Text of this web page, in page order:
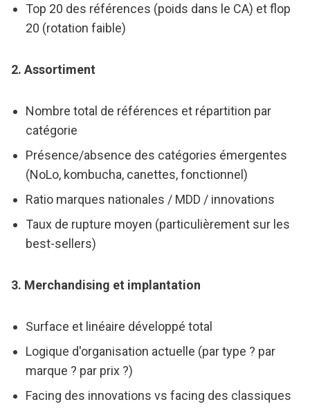
Top 20 des références (poids dans le CA) et flop
20 (rotation faible)
2. Assortiment
Nombre total de références et répartition par
catégorie
Présence/absence des catégories émergentes
(NoLo, kombucha, canettes, fonctionnel)
Ratio marques nationales / MDD / innovations
Taux de rupture moyen (particulièrement sur les
best-sellers)
3. Merchandising et implantation
Surface et linéaire développé total
Logique d'organisation actuelle (par type ? par
marque ? par prix ?)
Facing des innovations vs facing des classiques